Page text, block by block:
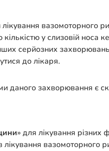
вазомоторного
у слизовій носа
серйозних
до лікаря.
даного захворювання є
» для лікування різних
вазомоторного